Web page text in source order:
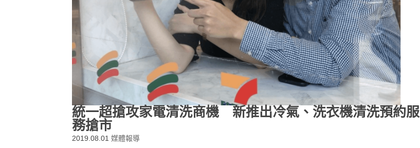
統一超搶攻家電清洗商機 新推出冷氣、洗衣機清洗預約服
務搶市
2019.08.01 媒體報導